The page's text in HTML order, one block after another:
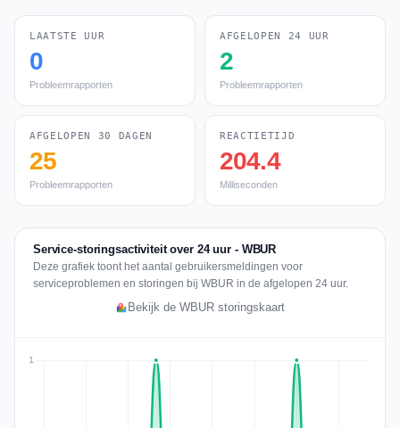
LAATSTE UUR
0
Probleemrapporten
AFGELOPEN 24 UUR
2
Probleemrapporten
AFGELOPEN 30 DAGEN
25
Probleemrapporten
REACTIETIJD
204.4
Milliseconden
Service-storingsactiviteit over 24 uur - WBUR
Deze grafiek toont het aantal gebruikersmeldingen voor
serviceproblemen en storingen bij WBUR in de afgelopen 24 uur.
Bekijk de WBUR storingskaart